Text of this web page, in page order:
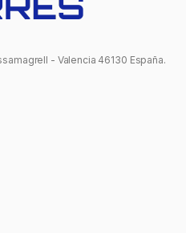
- Valencia 46130 España.